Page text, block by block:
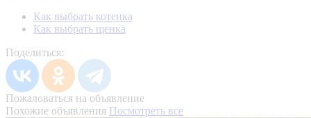
Как выбрать котенка
Как выбрать щенка
Поделиться:
Пожаловаться на объявление
Похожие объявления Посмотреть все